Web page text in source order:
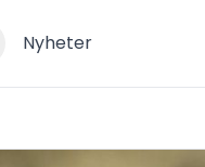
Nyheter